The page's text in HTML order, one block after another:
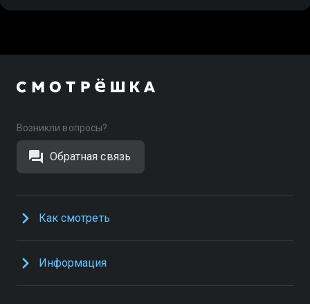
Возникли вопросы?
Обратная связь
Как смотреть
Информация